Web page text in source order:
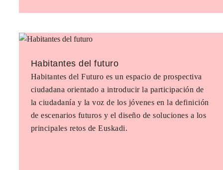
Habitantes del futuro
Habitantes del Futuro es un espacio de prospectiva
ciudadana orientado a introducir la participación de
la ciudadanía y la voz de los jóvenes en la definición
de escenarios futuros y el diseño de soluciones a los
principales retos de Euskadi.